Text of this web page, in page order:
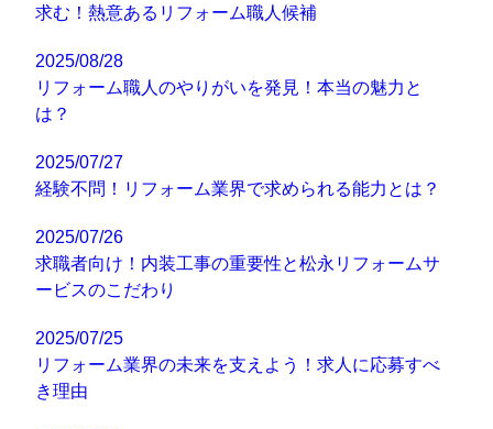
求む！熱意あるリフォーム職人候補
2025/08/28
リフォーム職人のやりがいを発見！本当の魅力と
は？
2025/07/27
経験不問！リフォーム業界で求められる能力とは？
2025/07/26
求職者向け！内装工事の重要性と松永リフォームサ
ービスのこだわり
2025/07/25
リフォーム業界の未来を支えよう！求人に応募すべ
き理由